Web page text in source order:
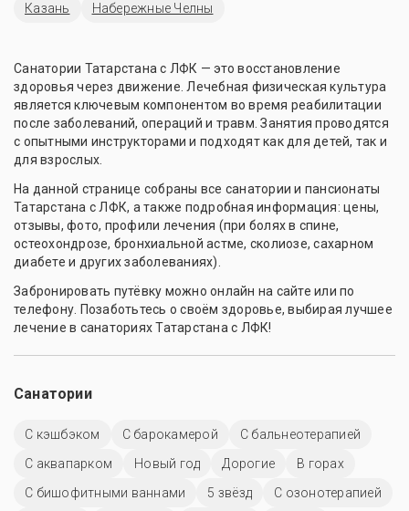
Казань Набережные Челны
Санатории Татарстана с ЛФК — это восстановление
здоровья через движение. Лечебная физическая культура
является ключевым компонентом во время реабилитации
после заболеваний, операций и травм. Занятия проводятся
с опытными инструкторами и подходят как для детей, так и
для взрослых.
На данной странице собраны все санатории и пансионаты
Татарстана с ЛФК, а также подробная информация: цены,
отзывы, фото, профили лечения (при болях в спине,
остеохондрозе, бронхиальной астме, сколиозе, сахарном
диабете и других заболеваниях).
Забронировать путёвку можно онлайн на сайте или по
телефону. Позаботьтесь о своём здоровье, выбирая лучшее
лечение в санаториях Татарстана с ЛФК!
Санатории
С кэшбэком С барокамерой
С бальнеотерапией
С аквапарком
Новый год Дорогие
В горах
С бишофитными ваннами
5 звёзд
С озонотерапией